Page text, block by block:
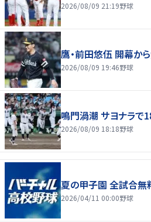
2026/08/09 21:19野球
鷹・前田悠伍 開幕か
2026/08/09 19:46野球
鳴門渦潮 サヨナラで
2026/08/09 18:18野球
夏の甲子園 全試合無
2026/04/11 00:00野球